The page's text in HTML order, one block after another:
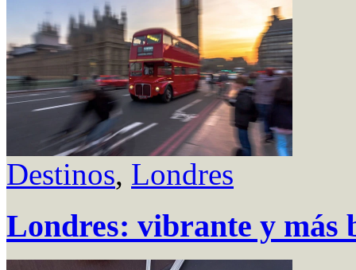
Destinos, Londres
Londres: vibrante y más